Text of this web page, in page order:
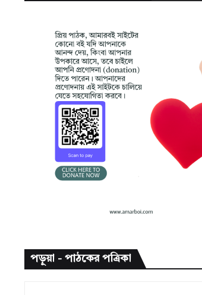
পড়ুয়া - পাঠকের পত্রিকা